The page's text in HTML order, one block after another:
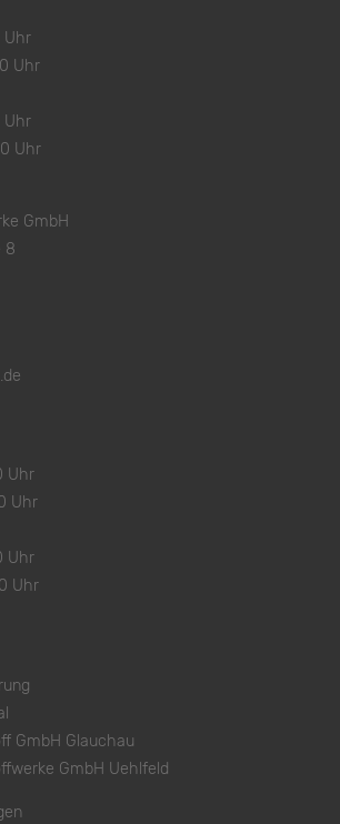
Uhr
Uhr
Uhr
Uhr
GmbH
8
Uhr
Uhr
Uhr
Uhr
GmbH Glauchau
GmbH Uehlfeld